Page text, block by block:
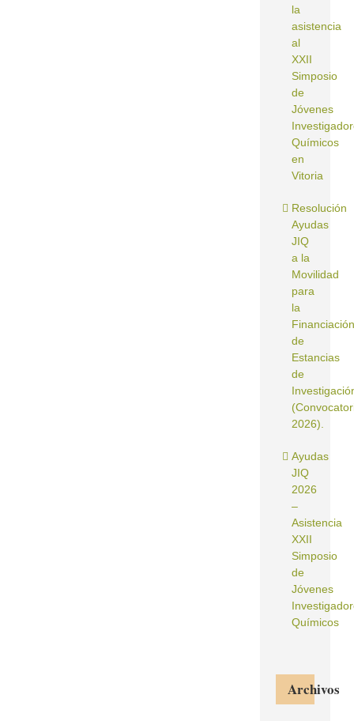
la
asistencia
al
XXII
Simposio
de
Jóvenes
Químicos
en
Vitoria
Resolución
Ayudas
JIQ
a la
Movilidad
para
la
Financiación
de
Estancias
de
2026).
Ayudas
JIQ
2026
–
Asistencia
XXII
Simposio
de
Jóvenes
Químicos
Archivos